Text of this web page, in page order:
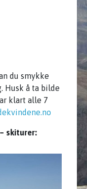
du smykke
Husk å ta bilde
klart alle 7
skiturer: